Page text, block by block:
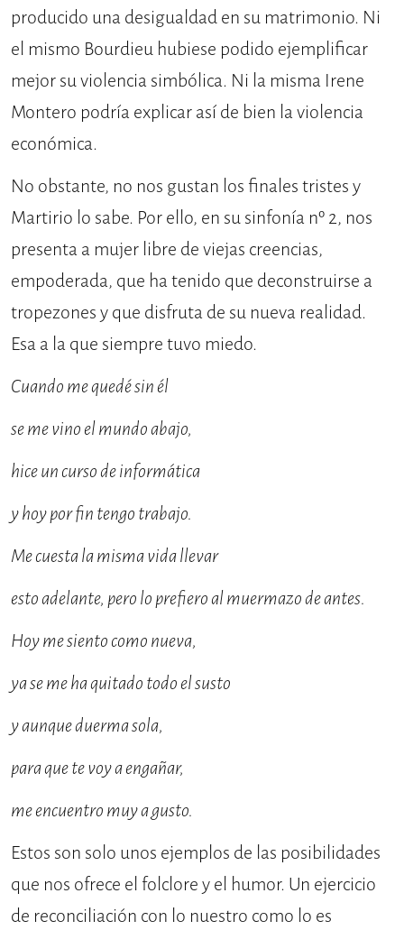
producido una desigualdad en su matrimonio. Ni
el mismo Bourdieu hubiese podido ejemplificar
mejor su violencia simbólica. Ni la misma Irene
Montero podría explicar así de bien la violencia
económica.
No obstante, no nos gustan los finales tristes y
Martirio lo sabe. Por ello, en su sinfonía nº 2, nos
presenta a mujer libre de viejas creencias,
empoderada, que ha tenido que deconstruirse a
tropezones y que disfruta de su nueva realidad.
Esa a la que siempre tuvo miedo.
Cuando me quedé sin él
se me vino el mundo abajo,
hice un curso de informática
y hoy por fin tengo trabajo.
Me cuesta la misma vida llevar
esto adelante, pero lo prefiero al muermazo de antes.
Hoy me siento como nueva,
ya se me ha quitado todo el susto
y aunque duerma sola,
para que te voy a engañar,
me encuentro muy a gusto.
Estos son solo unos ejemplos de las posibilidades
que nos ofrece el folclore y el humor. Un ejercicio
de reconciliación con lo nuestro como lo es